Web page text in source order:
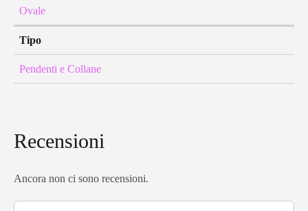
Ovale
Tipo
Pendenti e Collane
Recensioni
Ancora non ci sono recensioni.